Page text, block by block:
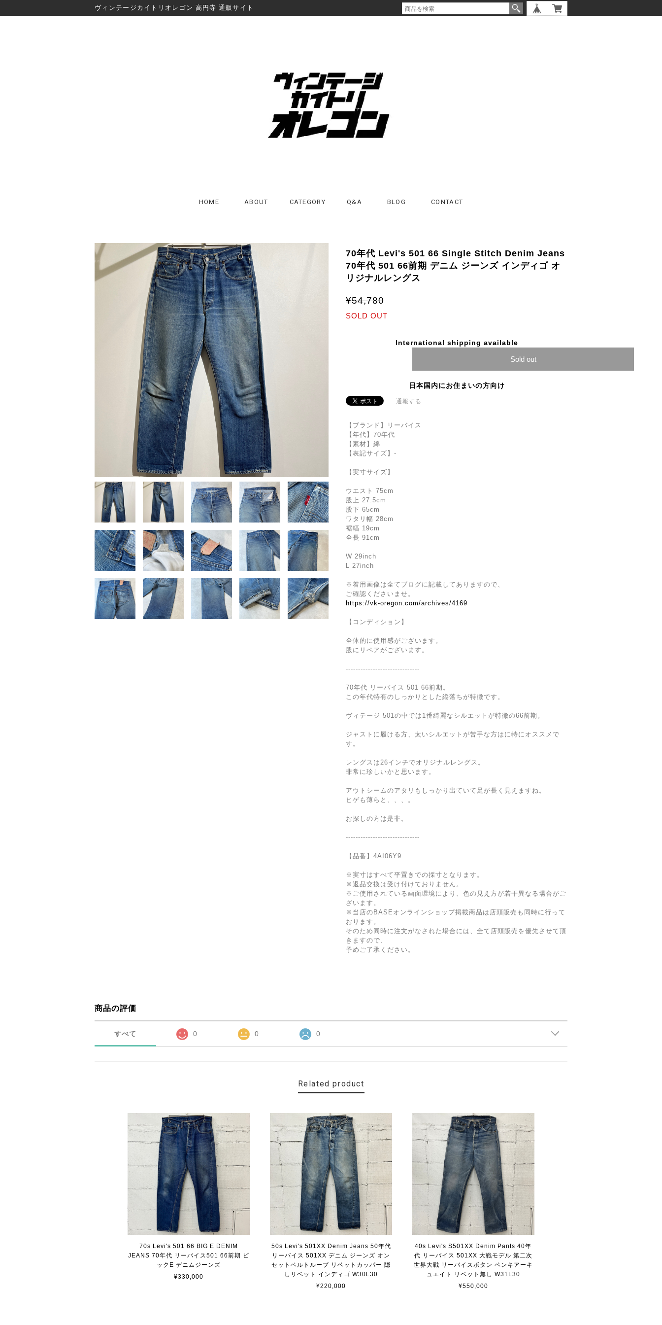
ヴィンテージカイトリオレゴン 高円寺 通販サイト
HOME ABOUT CATEGORY Q&A BLOG CONTACT
70年代 Levi's 501 66 Single Stitch Denim Jeans
70年代 501 66前期 デニム ジーンズ インディゴ オ
リジナルレングス
¥54,780
SOLD OUT
International shipping available
Sold out
日本国内にお住まいの方向け
通報する
【ブランド】リーバイス
【年代】70年代
【素材】綿
【表記サイズ】-
【実寸サイズ】
ウエスト 75cm
股上 27.5cm
股下 65cm
ワタリ幅 28cm
裾幅 19cm
全長 91cm
W 29inch
L 27inch
※着用画像は全てブログに記載してありますので、
ご確認くださいませ。
https://vk-oregon.com/archives/4169
【コンディション】
全体的に使用感がございます。
股にリペアがございます。
------------------------------
70年代 リーバイス 501 66前期。
この年代特有のしっかりとした縦落ちが特徴です。
ヴィテージ 501の中では1番綺麗なシルエットが特徴の66前期。
ジャストに履ける方、太いシルエットが苦手な方はに特にオススメで
す。
レングスは26インチでオリジナルレングス。
非常に珍しいかと思います。
アウトシームのアタリもしっかり出ていて足が長く見えますね。
ヒゲも薄らと、、、。
お探しの方は是非。
------------------------------
【品番】4AI06Y9
※実寸はすべて平置きでの採寸となります。
※返品交換は受け付けておりません。
※ご使用されている画面環境により、色の見え方が若干異なる場合がご
ざいます。
※当店のBASEオンラインショップ掲載商品は店頭販売も同時に行って
おります。
そのため同時に注文がなされた場合には、全て店頭販売を優先させて頂
きますので、
予めご了承ください。
商品の評価
すべて 0 0 0
Related product
70s Levi's 501 66 BIG E DENIM
JEANS 70年代 リーバイス501 66前期 ビ
ックE デニムジーンズ
¥330,000
50s Levi's 501XX Denim Jeans 50年代
リーバイス 501XX デニム ジーンズ オン
セットベルトループ リベットカッパー 隠
しリベット インディゴ W30L30
¥220,000
40s Levi's S501XX Denim Pants 40年
代 リーバイス 501XX 大戦モデル 第二次
世界大戦 リーバイスボタン ペンキアーキ
ュエイト リベット無し W31L30
¥550,000